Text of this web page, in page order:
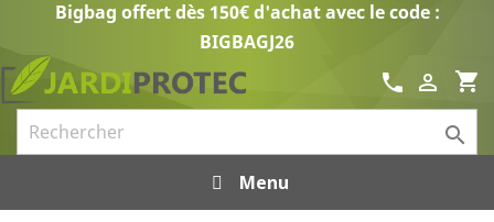
Bigbag offert dès 150€ d'achat avec le code :
BIGBAGJ26
shopping_cart

call

Menu